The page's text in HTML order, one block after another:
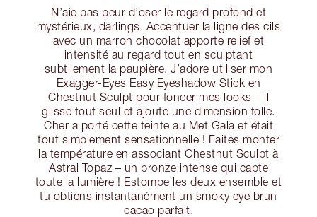
N’aie pas peur d’oser le regard profond et
mystérieux, darlings. Accentuer la ligne des cils
avec un marron chocolat apporte relief et
intensité au regard tout en sculptant
subtilement la paupière. J’adore utiliser mon
Exagger-Eyes Easy Eyeshadow Stick en
Chestnut Sculpt pour foncer mes looks – il
glisse tout seul et ajoute une dimension folle.
Cher a porté cette teinte au Met Gala et était
tout simplement sensationnelle ! Faites monter
la température en associant Chestnut Sculpt à
Astral Topaz – un bronze intense qui capte
toute la lumière ! Estompe les deux ensemble et
tu obtiens instantanément un smoky eye brun
cacao parfait.